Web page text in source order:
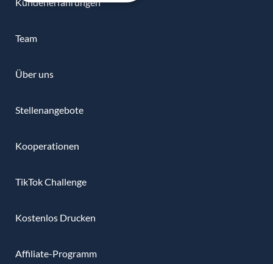
Team
Über uns
Stellenangebote
Kooperationen
TikTok Challenge
Kostenlos Drucken
Affiliate-Programm